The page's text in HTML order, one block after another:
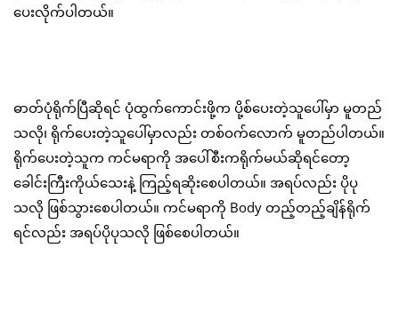
ပေးလိုက်ပါတယ်။
ဓာတ်ပုံရိုက်ပြီဆိုရင် ပုံထွက်ကောင်းဖို့က ပို့စ်ပေးတဲ့သူပေါ်မှာ မူတည်
သလို၊ ရိုက်ပေးတဲ့သူပေါ်မှာလည်း တစ်ဝက်လောက် မူတည်ပါတယ်။
ရိုက်ပေးတဲ့သူက ကင်မရာကို အပေါ်စီးကရိုက်မယ်ဆိုရင်တော့
ခေါင်းကြီးကိုယ်သေးနဲ့ ကြည့်ရဆိုးစေပါတယ်။ အရပ်လည်း ပိုပု
သလို ဖြစ်သွားစေပါတယ်။ ကင်မရာကို Body တည့်တည့်ချိန်ရိုက်
ရင်လည်း အရပ်ပိုပုသလို ဖြစ်စေပါတယ်။